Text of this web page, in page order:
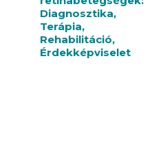
Diagnosztika,
Terápia,
Rehabilitáció,
Érdekképviselet